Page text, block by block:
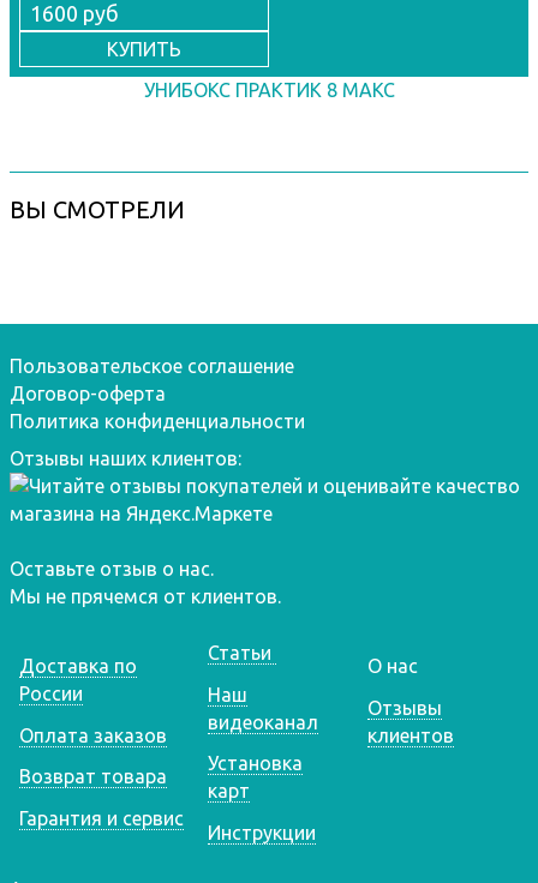
1600 руб
КУПИТЬ
УНИБОКС ПРАКТИК 8 МАКС
ВЫ СМОТРЕЛИ
Пользовательское соглашение
Договор-оферта
Политика конфиденциальности
Отзывы наших клиентов:
Оставьте отзыв о нас.
Мы не прячемся от клиентов.
Доставка по
России
Оплата заказов
Возврат товара
Гарантия и сервис
Статьи
Наш
видеоканал
Установка
карт
Инструкции
О нас
Отзывы
клиентов